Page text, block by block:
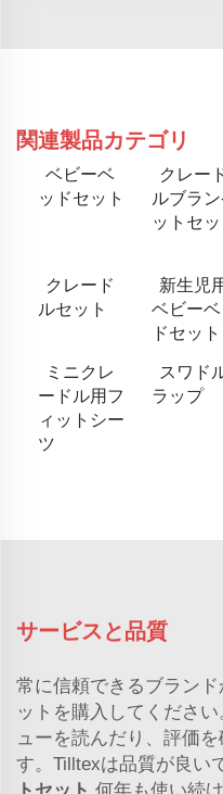
関連製品カテゴリ
ベビーベ
ッドセット
クレー
ルブラ
ットセッ
クレード
ルセット
新生児
ベビーベ
ドセット
ミニクレ
ードル用フ
ィットシー
ツ
スワド
ラップ
サービスと品質
常に信頼できるブラン
ットを購入してくださ
ューを読んだり、評価
す。Tilltexは品質が良い